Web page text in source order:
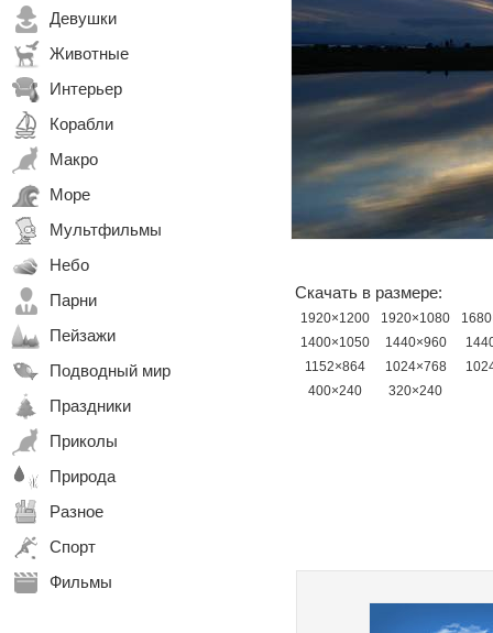
Девушки
Животные
Интерьер
Корабли
Макро
Море
Мультфильмы
Небо
Парни
Пейзажи
Подводный мир
Праздники
Приколы
Природа
Разное
Спорт
Фильмы
Скачать в размере:
1920×1200 1920×1080
1400×1050
1440×960
1152×864
1024×768
400×240
320×240